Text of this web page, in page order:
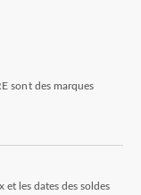
sont des marques
et les dates des soldes